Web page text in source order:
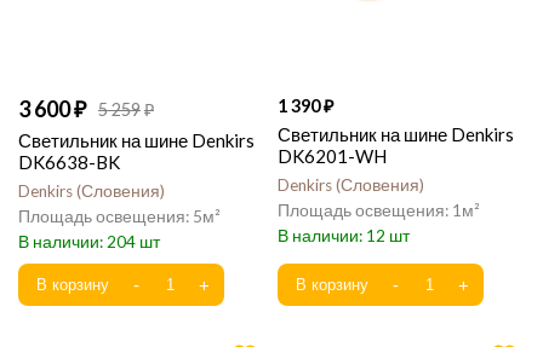
3 600 5 259
Светильник на шине Denkirs
DK6638-BK
Denkirs Словения
5
204
1 390
Светильник на шине Denkirs
DK6201-WH
Denkirs Словения
1
12